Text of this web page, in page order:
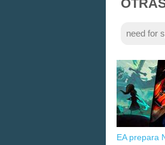
need for
EA prepara